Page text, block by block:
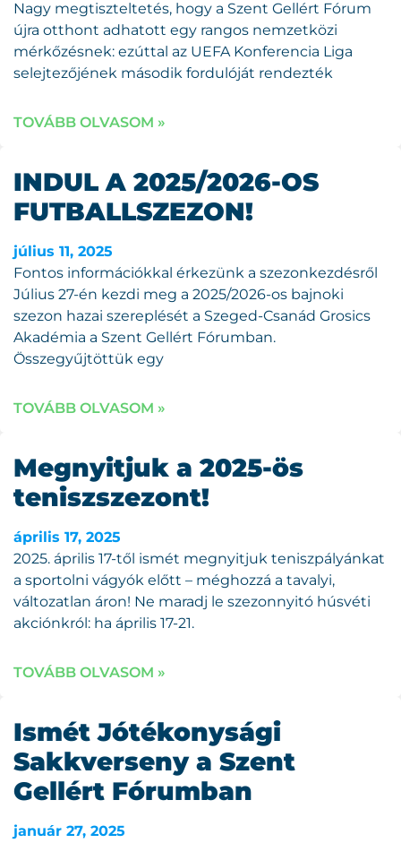
Nagy megtiszteltetés, hogy a Szent Gellért Fórum
újra otthont adhatott egy rangos nemzetközi
mérkőzésnek: ezúttal az UEFA Konferencia Liga
selejtezőjének második fordulóját rendezték
TOVÁBB OLVASOM »
INDUL A 2025/2026-OS
FUTBALLSZEZON!
július 11, 2025
Fontos információkkal érkezünk a szezonkezdésről
Július 27-én kezdi meg a 2025/2026-os bajnoki
szezon hazai szereplését a Szeged-Csanád Grosics
Akadémia a Szent Gellért Fórumban.
Összegyűjtöttük egy
TOVÁBB OLVASOM »
Megnyitjuk a 2025-ös
teniszszezont!
április 17, 2025
2025. április 17-től ismét megnyitjuk teniszpályánkat
a sportolni vágyók előtt – méghozzá a tavalyi,
változatlan áron! Ne maradj le szezonnyitó húsvéti
akciónkról: ha április 17-21.
TOVÁBB OLVASOM »
Ismét Jótékonysági
Sakkverseny a Szent
Gellért Fórumban
január 27, 2025